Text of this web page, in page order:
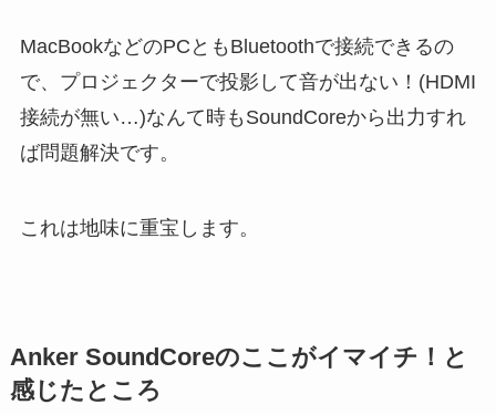
MacBookなどのPCともBluetoothで接続できるの
で、プロジェクターで投影して音が出ない！(HDMI
接続が無い…)なんて時もSoundCoreから出力すれ
ば問題解決です。
これは地味に重宝します。
Anker SoundCoreのここがイマイチ！と
感じたところ